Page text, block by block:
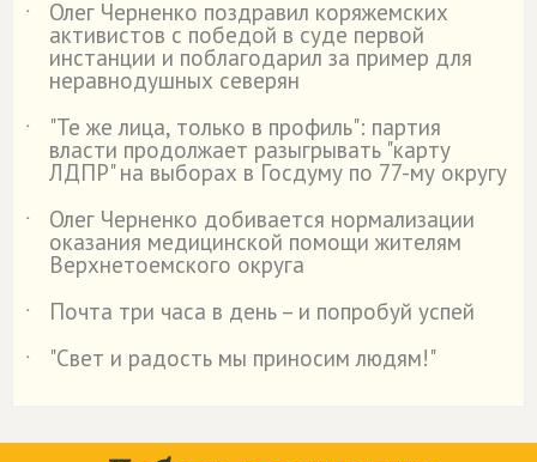
˙ Олег Черненко поздравил коряжемских
активистов с победой в суде первой
инстанции и поблагодарил за пример для
неравнодушных северян
˙
"Те же лица, только в профиль": партия
власти продолжает разыгрывать "карту
ЛДПР" на выборах в Госдуму по 77-му округу
˙
Олег Черненко добивается нормализации
оказания медицинской помощи жителям
Верхнетоемского округа
˙
Почта три часа в день – и попробуй успей
˙
"Свет и радость мы приносим людям!"